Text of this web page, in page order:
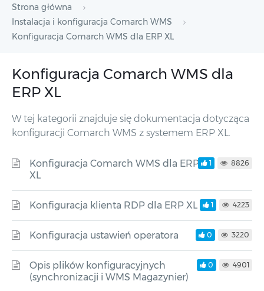
Strona główna
Instalacja i konfiguracja Comarch WMS
Konfiguracja Comarch WMS dla ERP XL
Konfiguracja Comarch WMS dla
ERP XL
W tej kategorii znajduje się dokumentacja dotycząca
konfiguracji Comarch WMS z systemem ERP XL.
Konfiguracja Comarch WMS dla ERP
XL
1 8826
Konfiguracja klienta RDP dla ERP XL 1 4223
Konfiguracja ustawień operatora 0 3220
Opis plików konfiguracyjnych
(synchronizacji i WMS Magazynier)
0 4901